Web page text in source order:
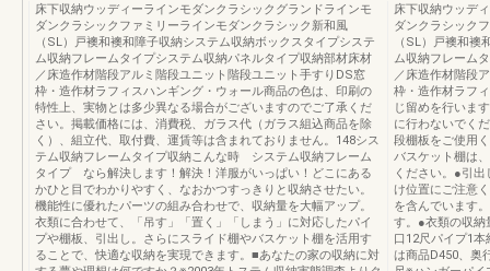
床下収納ウッディーラインモダンクラシックグランドラインモ
ダンクラシックファミリーラインモダンクラシック新和風
（SL）戸襖和襖和障子収納システム収納ボックスタイプシステ
ム収納フレームタイプシステム収納パネルタイプ収納部材床材
／床造作材階段アルミ階段ユニット階段ユニット手すりDS窓
枠・造作材ラフィスハンギング・ウォール商品の色は、印刷の
特性上、実物とは多少異なる場合がございますのでご了承くだ
さい。掲載価格には、消費税、ガラス代（ガラス組込商品を除
く）、組立代、取付費、運賃等は含まれておりません。148シス
テム収納フレームタイプ収納こんな時 システム収納フレーム
タイプ なら解決します！解決！洋服がいっぱい！どこにある
かひと目でわかりやすく、なおかつすっきりと収納させたい。
機能性に優れたパーツの組み合わせで、収納量を大幅アップ。
衣類に合わせて、「吊す」「置く」「しまう」に対応したパイ
プや棚板、引出し。さらにスライド棚やバスケット棚を活用す
ることで、快適な収納を実現できます。■あなたの家の収納に対
床下収納ウッデ
ダンクラシック
（SL）戸襖和襖
ム収納フレーム
／床造作材階段
枠・造作材ラフ
じ留めを行いま
に行わないでく
段棚板をご使用
バスケット棚は
ください。●引
け位置にご注意
を含んでいます
す。●衣類の収納
口12尺パイプ1
は商品D450、奥